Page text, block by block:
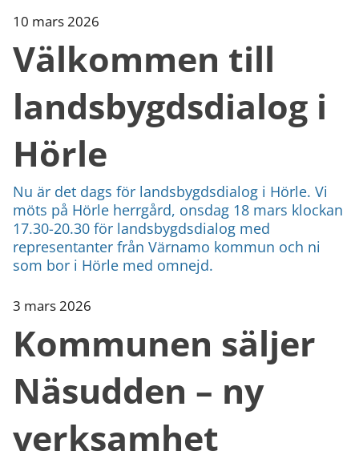
10 mars 2026
Välkommen till
landsbygdsdialog i
Hörle
Nu är det dags för landsbygdsdialog i Hörle. Vi
möts på Hörle herrgård, onsdag 18 mars klockan
17.30-20.30 för landsbygdsdialog med
representanter från Värnamo kommun och ni
som bor i Hörle med omnejd.
3 mars 2026
Kommunen säljer
Näsudden – ny
verksamhet